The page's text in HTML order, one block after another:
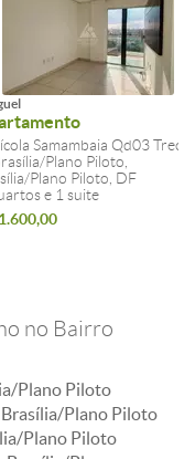
Samambaia Qd03
Plano Piloto,
Plano Piloto, DF
e 1 suite
no Bairro
Plano Piloto
Plano Piloto
Plano Piloto